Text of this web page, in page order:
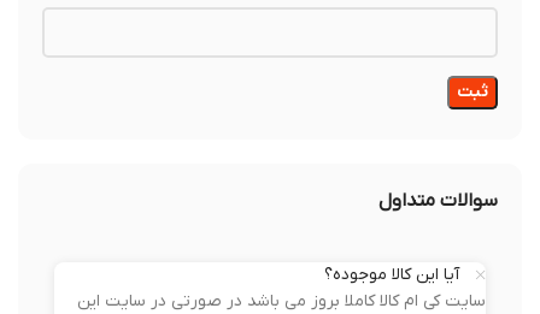
سوالات متداول
آیا این کالا موجوده؟
سایت کی ام کالا کاملا بروز می باشد در صورتی در سایت این